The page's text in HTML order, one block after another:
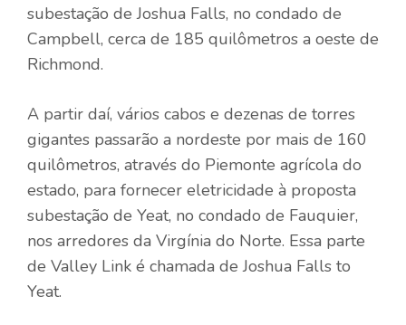
subestação de Joshua Falls, no condado de
Campbell, cerca de 185 quilômetros a oeste de
Richmond.
A partir daí, vários cabos e dezenas de torres
gigantes passarão a nordeste por mais de 160
quilômetros, através do Piemonte agrícola do
estado, para fornecer eletricidade à proposta
subestação de Yeat, no condado de Fauquier,
nos arredores da Virgínia do Norte. Essa parte
de Valley Link é chamada de Joshua Falls to
Yeat.